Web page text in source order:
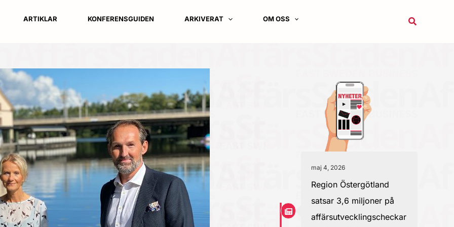
ARTIKLAR KONFERENSGUIDEN ARKIVERAT OM OSS Sök
maj 4, 2026
Region Östergötland
satsar 3,6 miljoner på
affärsutvecklingscheckar